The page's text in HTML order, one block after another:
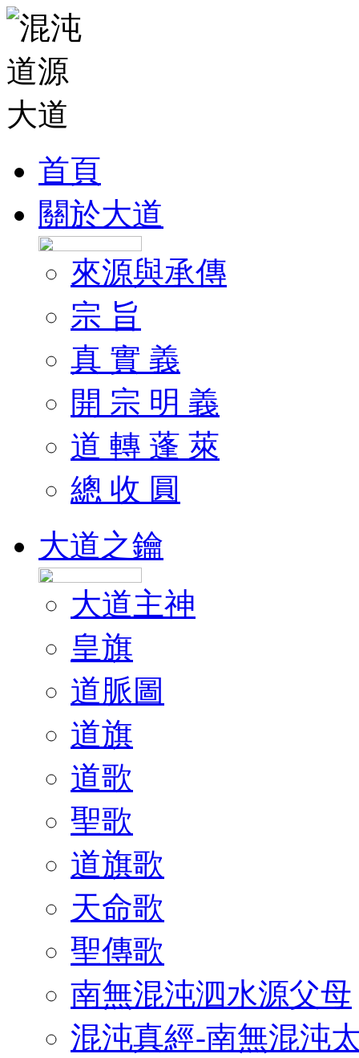
首頁
關於大道
來源與承傳
宗 旨
真 實 義
開 宗 明 義
道 轉 蓬 萊
總 收 圓
大道之鑰
大道主神
皇旗
道脈圖
道旗
道歌
聖歌
道旗歌
天命歌
聖傳歌
南無混沌泗水源父母
混沌真經-南無混沌